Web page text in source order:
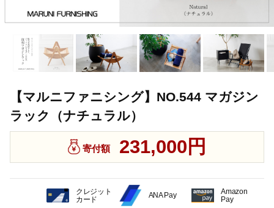
【マルニファニシング】NO.544 マガジン
ラック（ナチュラル）
寄付額 231,000円
クレジット
カード
ANA Pay
Amazon
Pay